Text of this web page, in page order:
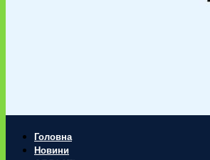
Головна
Новини